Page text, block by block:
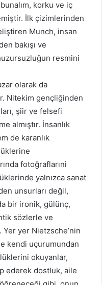
korku ve iç
İlk çizimlerinden
Munch, insan
bakışı ve
resmini
olarak da
Nitekim gençliğinden
şiir ve felsefi
almıştır. İnsanlık
de karanlık
fotoğraflarıni
yalnızca sanat
unsurları değil,
bir ironik, gülünç,
sözlerle ve
yer Nietzsche’nin
kendi uçurumundan
okuyanlar,
ederek dostluk, aile